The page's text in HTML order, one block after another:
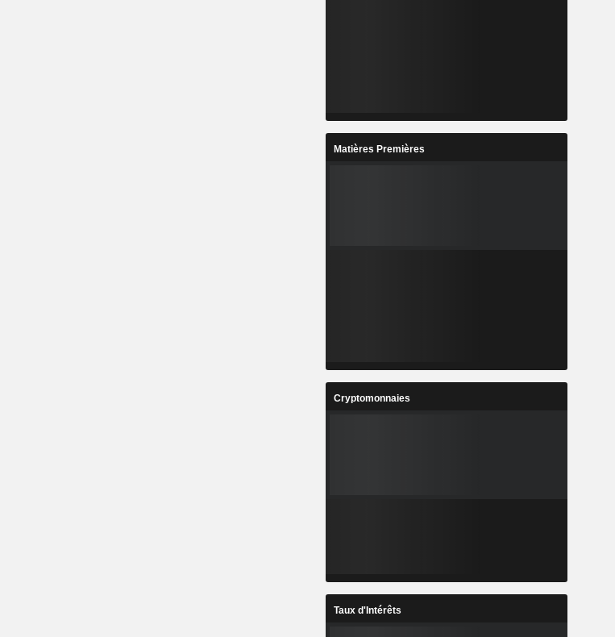
Matières Premières
Cryptomonnaies
Taux d'Intérêts